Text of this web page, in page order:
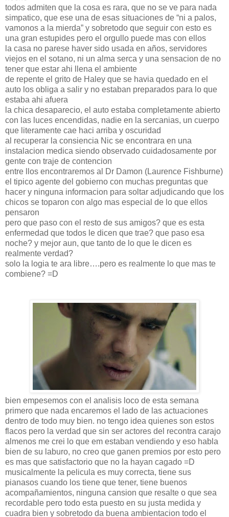
todos admiten que la cosa es rara, que no se ve para nada
simpatico, que ese una de esas situaciones de “ni a palos,
vamonos a la mierda” y sobretodo que seguir con esto es
una gran estupides pero el orgullo puede mas con ellos
la casa no parese haver sido usada en años, servidores
viejos en el sotano, ni un alma serca y una sensacion de no
tener que estar ahi llena el ambiente
de repente el grito de Haley que se havia quedado en el
auto los obliga a salir y no estaban preparados para lo que
estaba ahi afuera
la chica desaparecio, el auto estaba completamente abierto
con las luces encendidas, nadie en la sercanias, un cuerpo
que literamente cae haci arriba y oscuridad
al recuperar la consiencia Nic se encontrara en una
instalacion medica siendo observado cuidadosamente por
gente con traje de contencion
entre llos encontraremos al Dr Damon (Laurence Fishburne)
el tipico agente del gobierno con muchas preguntas que
hacer y ninguna informacion para soltar adjudicando que los
chicos se toparon con algo mas especial de lo que ellos
pensaron
pero que paso con el resto de sus amigos? que es esta
enfermedad que todos le dicen que trae? que paso esa
noche? y mejor aun, que tanto de lo que le dicen es
realmente verdad?
solo la logia te ara libre….pero es realmente lo que mas te
combiene? =D
bien empesemos con el analisis loco de esta semana
primero que nada encaremos el lado de las actuaciones
dentro de todo muy bien. no tengo idea quienes son estos
flacos pero la verdad que sin ser actores del recontra carajo
almenos me crei lo que em estaban vendiendo y eso habla
bien de su laburo, no creo que ganen premios por esto pero
es mas que satisfactorio que no la hayan cagado =D
musicalmente la pelicula es muy correcta, tiene sus
pianasos cuando los tiene que tener, tiene buenos
acompañamientos, ninguna cansion que resalte o que sea
recordable pero todo esta puesto en su justa medida y
cuadra bien y sobretodo da buena ambientacion todo el